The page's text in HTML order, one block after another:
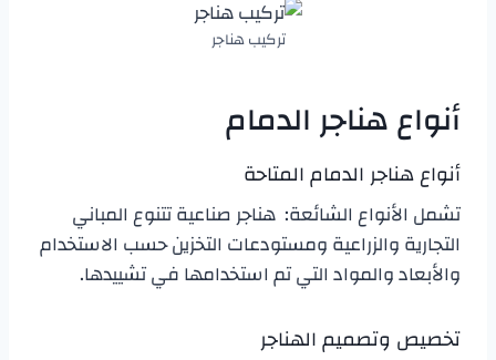
تركيب هناجر
أنواع هناجر الدمام
أنواع هناجر الدمام المتاحة
تشمل الأنواع الشائعة: هناجر صناعية تتنوع المباني
التجارية والزراعية ومستودعات التخزين حسب الاستخدام
والأبعاد والمواد التي تم استخدامها في تشييدها.
تخصيص وتصميم الهناجر